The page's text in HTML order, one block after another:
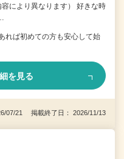
により異なります） 好きな時
ば初めての方も安心して始
を見る
07/21 掲載終了日： 2026/11/13